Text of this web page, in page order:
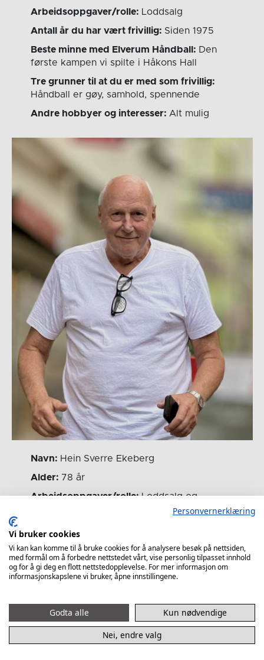
Arbeidsoppgaver/rolle: Loddsalg
Antall år du har vært frivillig: Siden 1975
Beste minne med Elverum Håndball: Den
første kampen vi spilte i Håkons Hall
Tre grunner til at du er med som frivillig:
Håndball er gøy, samhold, spennende
Andre hobbyer og interesser: Alt mulig
Navn: Hein Sverre Ekeberg
Alder: 78 år
Arbeidsoppgaver/rolle:Loddsalg og
Beste minne med Elverum Håndball:CL-
seieren mot Montpellier
Tre grunner til at du er med som frivillig:
samvær – hjelpe klubben med div jobbhjelp
Andre hobbyer og interesser:Frivillig i
HamKam etter aktiv karriere – reiser
Personvernerklæring
Vi bruker cookies
Vi kan kan komme til å bruke cookies for å analysere besøk på nettsiden,
med formål om å forbedre nettstedet vårt, vise personlig tilpasset innhold
og for å gi deg en flott nettstedopplevelse. For mer informasjon om
informasjonskapslene vi bruker, åpne innstillingene.
Godta alle
Kun nødvendige
Nei, endre valg